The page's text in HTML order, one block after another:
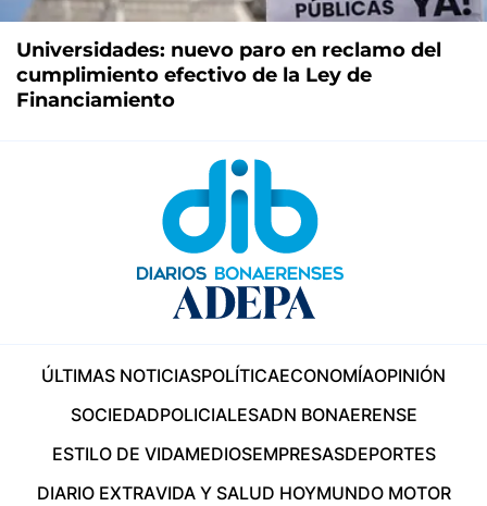
Universidades: nuevo paro en reclamo del
cumplimiento efectivo de la Ley de
Financiamiento
ÚLTIMAS NOTICIASPOLÍTICAECONOMÍAOPINIÓN
SOCIEDADPOLICIALESADN BONAERENSE
ESTILO DE VIDAMEDIOSEMPRESASDEPORTES
DIARIO EXTRAVIDA Y SALUD HOYMUNDO MOTOR